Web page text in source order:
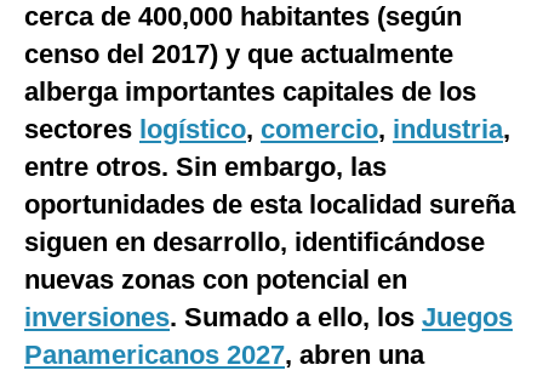
Tecnología
G de Gestión
Notas Contratadas
Gestión TV
Videos
cerca de 400,000 habitantes (según
censo del 2017) y que actualmente
alberga importantes capitales de los
sectores logístico, comercio, industria,
entre otros. Sin embargo, las
oportunidades de esta localidad sureña
siguen en desarrollo, identificándose
nuevas zonas con potencial en
inversiones. Sumado a ello, los Juegos
Panamericanos 2027, abren una